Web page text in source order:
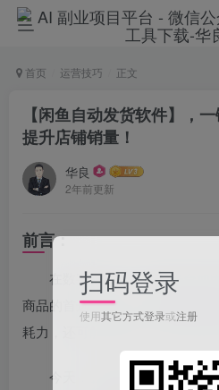
首页 运营技巧 正文
【闲鱼自动发货软件】，
提升店铺销量！
华良
2年前更新
前言：
在数字化时代，电商平台如
商品的首选。然而，手动处理每
耗力，还可能因为响应不及时而
今天，我要向大家介绍一款
扫码登录
使用其它方式登录或注册